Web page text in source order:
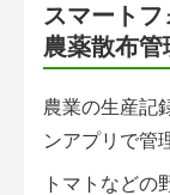
スマートフ
農薬散布管
農業の生産記
ンアプリで管
トマトなどの